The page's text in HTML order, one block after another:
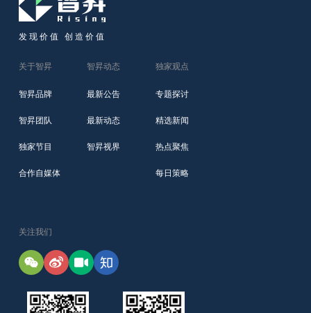
发现价值 创造价值
关于智昇
智昇品牌
智昇团队
独家节目
合作自媒体
智昇动态
最新公告
最新动态
智昇视界
独家观点
专题探讨
精选新闻
热点聚焦
每日策略
关注我们